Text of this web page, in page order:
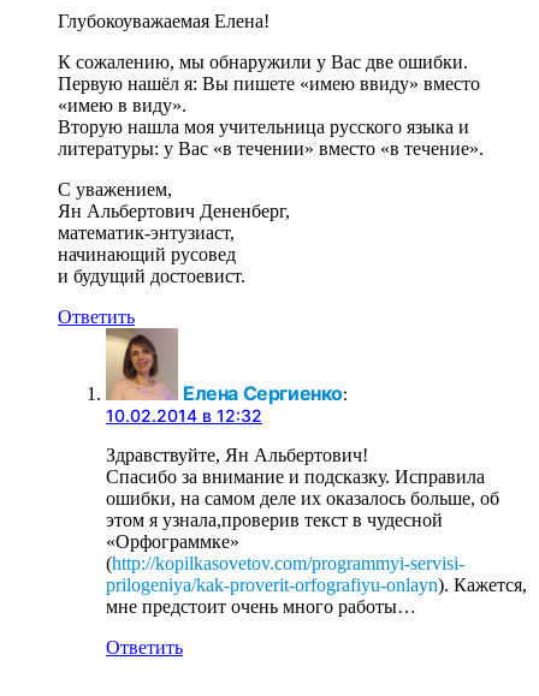
Глубокоуважаемая Елена!
К сожалению, мы обнаружили у Вас две ошибки.
Первую нашёл я: Вы пишете «имею ввиду» вместо
«имею в виду».
Вторую нашла моя учительница русского языка и
литературы: у Вас «в течении» вместо «в течение».
С уважением,
Ян Альбертович Дененберг,
математик-энтузиаст,
начинающий русовед
и будущий достоевист.
Ответить
Елена Сергиенко:
10.02.2014 в 12:32
Здравствуйте, Ян Альбертович!
Спасибо за внимание и подсказку. Исправила
ошибки, на самом деле их оказалось больше, об
этом я узнала,проверив текст в чудесной
«Орфограммке»
(http://kopilkasovetov.com/programmyi-servisi-
prilogeniya/kak-proverit-orfografiyu-onlayn). Кажется,
мне предстоит очень много работы…
Ответить